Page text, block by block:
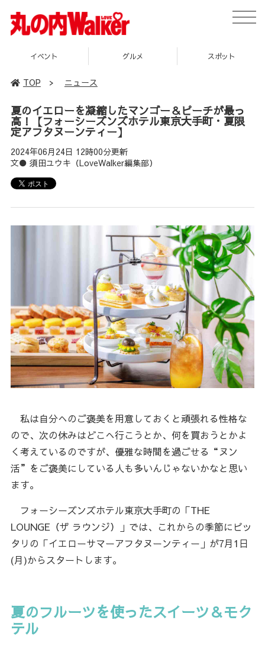
toggle
イベント グルメ スポット
TOP > ニュース
夏のイエローを凝縮したマンゴー＆ピーチが最っ
高！【フォーシーズンズホテル東京大手町・夏限
定アフタヌーンティー】
2024年06月24日 12時00分更新
文● 須田ユウキ（LoveWalker編集部）
私は自分へのご褒美を用意しておくと頑張れる性格な
ので、次の休みはどこへ行こうとか、何を買おうとかよ
く考えているのですが、優雅な時間を過ごせる“ヌン
活”をご褒美にしている人も多いんじゃないかなと思い
ます。
フォーシーズンズホテル東京大手町の「THE
LOUNGE（ザ ラウンジ）」では、これからの季節にピッ
タリの「イエローサマーアフタヌーンティー」が7月1日
(月)からスタートします。
夏のフルーツを使ったスイーツ＆モク
テル